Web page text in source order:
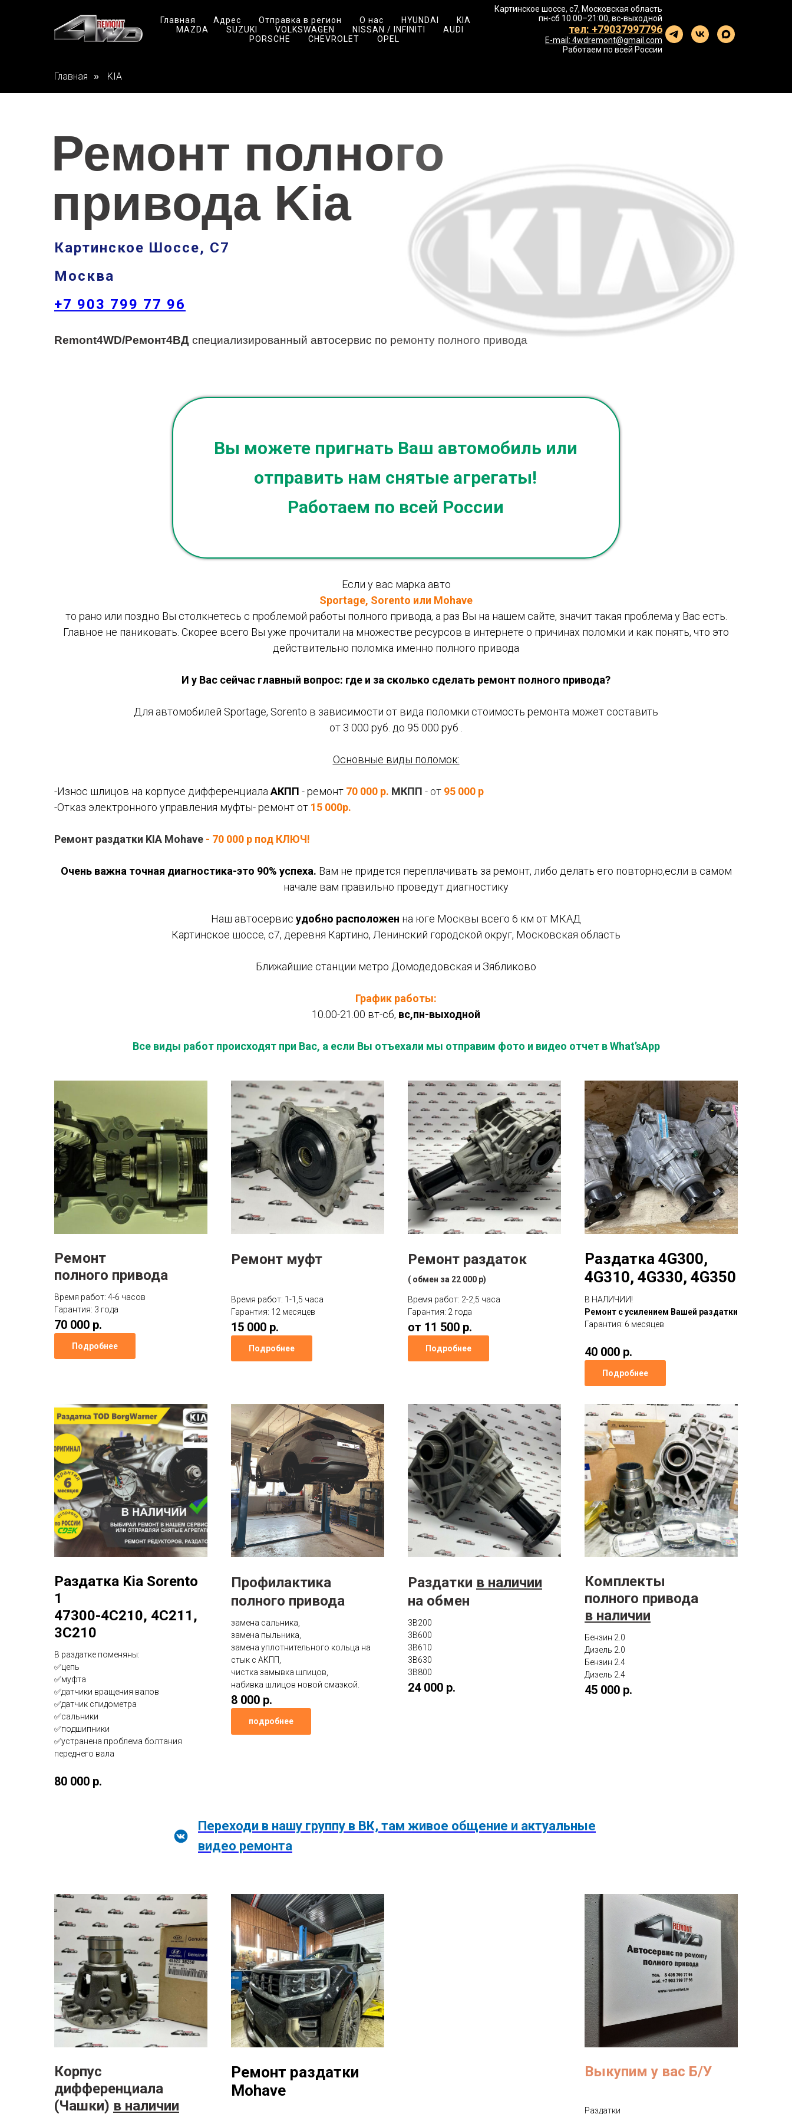
Главная Адрес Отправка в регион О нас HYUNDAI
KIA
MAZDA
SUZUKI VOLKSWAGEN NISSAN / INFINITI
AUDI
PORSCHE
CHEVROLET OPEL
Картинское шоссе, с7, Московская область
пн-сб 10.00–21:00, вс-выходной
тел: +79037997796
E-mail: 4wdremont@gmail.com
Работаем по всей России
Главная » KIA
Картинское Шоссе, С7
Москва
+7 903 799 77 96
Ремонт полного
привода Kia
Remont4WD/Ремонт4ВД специализированный автосервис по ремонту полного привода
Вы можете пригнать Ваш автомобиль или
отправить нам снятые агрегаты!
Работаем по всей России
Если у вас марка авто
Sportage, Sorento или Mohave
то рано или поздно Вы столкнетесь с проблемой работы полного привода, а раз Вы на нашем сайте, значит такая проблема у Вас есть.
Главное не паниковать. Скорее всего Вы уже прочитали на множестве ресурсов в интернете о причинах поломки и как понять, что это
действительно поломка именно полного привода
И у Вас сейчас главный вопрос: где и за сколько сделать ремонт полного привода?
Для автомобилей Sportage, Sorento в зависимости от вида поломки стоимость ремонта может составить
от 3 000 руб. до 95 000 руб .
Основные виды поломок:
-Износ шлицов на корпусе дифференциала АКПП - ремонт 70 000 р. МКПП - от 95 000 р
-Отказ электронного управления муфты- ремонт от 15 000р.
Ремонт раздатки KIA Mohave - 70 000 р под КЛЮЧ!
Очень важна точная диагностика-это 90% успеха. Вам не придется переплачивать за ремонт, либо делать его повторно,если в самом
начале вам правильно проведут диагностику
Наш автосервис удобно расположен на юге Москвы всего 6 км от МКАД
Картинское шоссе, с7, деревня Картино, Ленинский городской округ, Московская область
Ближайшие станции метро Домодедовская и Зябликово
График работы:
10.00-21.00 вт-сб, вс,пн-выходной
Все виды работ происходят при Вас, а если Вы отъехали мы отправим фото и видео отчет в What’sApp
Ремонт
полного привода
Время работ: 4-6 часов
Гарантия: 3 года
70 000 р.
Подробнее
Ремонт муфт
Время работ: 1-1,5 часа
Гарантия: 12 месяцев
15 000 р.
Подробнее
Ремонт раздаток
( обмен за 22 000 р)
Время работ: 2-2,5 часа
Гарантия: 2 года
от 11 500 р.
Подробнее
Раздатка 4G300,
4G310, 4G330, 4G350
В НАЛИЧИИ!
Рeмoнт c уcилением Вaшей paздaтки
Гарантия: 6 месяцев
40 000 р.
Подробнее
Раздатка Kia Sorento
1
47300-4C210, 4C211,
3C210
В раздатке поменяны:
✅цепь
✅муфта
✅датчики вращения валов
✅датчик спидометра
✅сальники
✅подшипники
✅устранена проблема болтания
переднего вала
80 000 р.
Профилактика
полного привода
замена сальника,
замена пыльника,
замена уплотнительного кольца на
стык с АКПП,
чистка замывка шлицов,
набивка шлицов новой смазкой.
8 000 р.
подробнее
Раздатки в наличии
на обмен
3B200
3B600
3B610
3B630
3B800
24 000 р.
Комплекты
полного привода
в наличии
Бензин 2.0
Дизель 2.0
Бензин 2.4
Дизель 2.4
45 000 р.
Переходи в нашу группу в ВК, там живое общение и актуальные
видео ремонта
Корпус
дифференциала
(Чашки) в наличии
Ремонт раздатки
Mohave
Выкупим у вас Б/У
Раздатки